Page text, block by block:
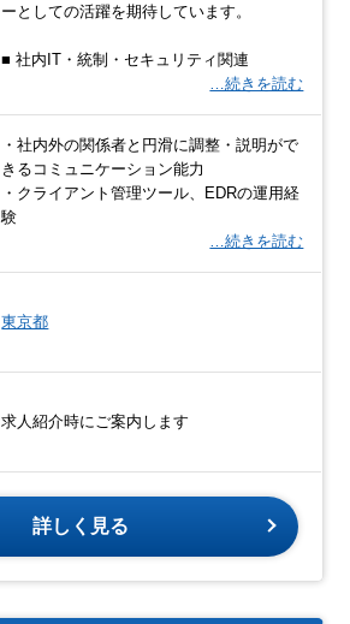
ーとしての活躍を期待しています。
■ 社内IT・統制・セキュリティ関連
…続きを読む
・社内外の関係者と円滑に調整・説明がで
きるコミュニケーション能力
・クライアント管理ツール、EDRの運用経
験
…続きを読む
東京都
求人紹介時にご案内します
詳しく見る